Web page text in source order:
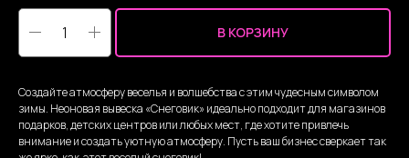
В КОРЗИНУ
Создайте атмосферу веселья и волшебства с этим чудесным символом
зимы. Неоновая вывеска «Снеговик» идеально подходит для магазинов
подарков, детских центров или любых мест, где хотите привлечь
внимание и создать уютную атмосферу. Пусть ваш бизнес сверкает так